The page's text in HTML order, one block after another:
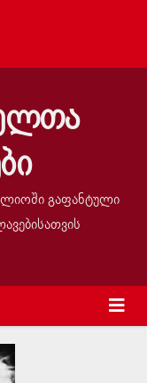
გაფანტული